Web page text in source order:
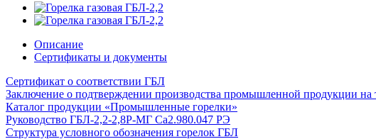
Описание
Сертификаты и документы
Сертификат о соответствии ГБЛ
Заключение о подтверждении производства промышленной продукции на
Каталог продукции «Промышленные горелки»
Руководство ГБЛ-2,2-2,8Р-МГ Са2.980.047 РЭ
Структура условного обозначения горелок ГБЛ